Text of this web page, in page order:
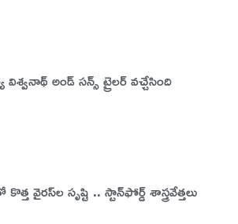
విశ్వనాథ్ అండ్ సన్స్ ట్రైలర్ వచ్చేసింది
వైరస్‌ల సృష్టి .. స్టాన్‌ఫోర్డ్‌ శాస్త్రవేత్తలు